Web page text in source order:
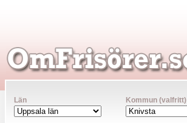
Län Kommun (valfritt)